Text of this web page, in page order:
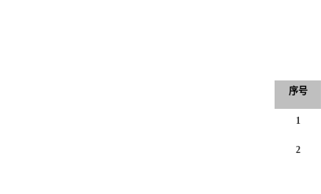
序号
1
2